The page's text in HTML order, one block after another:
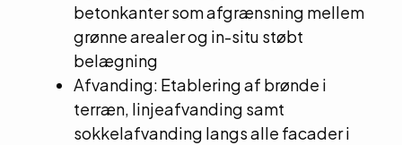
betonkanter som afgrænsning mellem
grønne arealer og in-situ støbt
belægning
Afvanding: Etablering af brønde i
terræn, linjeafvanding samt
sokkelafvanding langs alle facader i